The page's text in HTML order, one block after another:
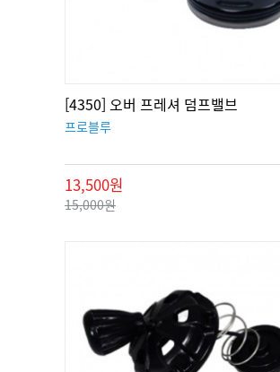
[4350] 오버 프레셔 덤프밸브
프로블루
13,500원
15,000원